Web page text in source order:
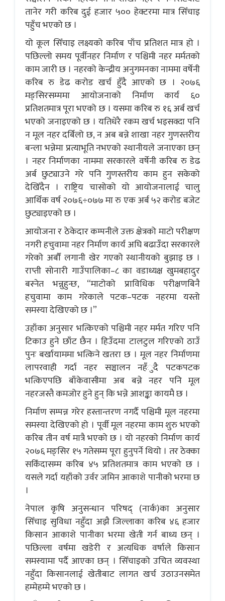
तानेर गरी करिब दुई हजार ५०० हेक्टरमा मात्र सिँचाइ
पहुँच भएको छ ।
यो कूल सिँचाइ लक्ष्यको करिब पाँच प्रतिशत मात्र हो ।
पछिल्लो समय पूर्वीनहर निर्माण र पश्चिमी नहर मर्मतको
काम जारी छ । नहरको केन्द्रीय अनुगमनका नाममा वर्षेनी
करिब रु डेढ करोड खर्च हुँदै आएको छ । २०७६
मङ्सिरसम्ममा आयोजनाको निर्माण कार्य ६०
प्रतिशतमात्र पूरा भएको छ । यसमा करिब रु १६ अर्ब खर्च
भएको जनाइएको छ । यतिधेरै रकम खर्च भइसक्दा पनि
न मूल नहर दर्बिलो छ, न अब बन्ने शाखा नहर गुणस्तरीय
बन्ला भन्नेमा प्रत्याभूति नभएको स्थानीयले जनाएका छन्
। नहर निर्माणका नाममा सरकारले वर्षेनी करिब रु डेढ
अर्ब छुट्याउने गरे पनि गुणस्तरीय काम हुन सकेको
देखिँदैन । राष्ट्रिय चासोको यो आयोजनालाई चालु
आर्थिक वर्ष २०७६÷०७७ मा रु एक अर्ब ५२ करोड बजेट
छुट्याइएको छ ।
आयोजना र ठेकेदार कम्पनीले उक्त क्षेत्रको माटो परीक्षण
नगरी हचुवामा नहर निर्माण कार्य अघि बढाउँदा सरकारले
गरेको अर्बौं लगानी खेर गएको स्थानीयको बुझाइ छ ।
राप्ती सोनारी गाउँपालिका–८ का वडाध्यक्ष खुमबहादुर
बस्नेत भन्नुहुन्छ, “माटोको प्राविधिक परीक्षणबिनै
हचुवामा काम गरेकाले पटक–पटक नहरमा यस्तो
समस्या देखिएको छ ।”
उहाँका अनुसार भत्किएको पश्चिमी नहर मर्मत गरिए पनि
टिकाउ हुने छाँट छैन । हिउँदमा टालटुल गरिएको ठाउँ
पुनः बर्खायाममा भत्किने खतरा छ । मूल नहर निर्माणमा
लापरवाही गर्दा नहर सञ्चालन नहँुदै पटकपटक
भत्किएपछि बाँकेवासीमा अब बन्ने नहर पनि मूल
नहरजस्तै कमजोर हुने हुन् कि भन्ने आशङ्का कायमै छ ।
निर्माण सम्पन्न गरेर हस्तान्तरण नगर्दै पश्चिमी मूल नहरमा
समस्या देखिएको हो । पूर्वी मूल नहरमा काम शुरु भएको
करिब तीन वर्ष मात्रै भएको छ । यो नहरको निर्माण कार्य
२०७६ मङ्सिर १५ गतेसम्म पूरा हुनुपर्ने थियो । तर ठेक्का
सकिँदासम्म करिब ४५ प्रतिशतमात्र काम भएको छ ।
यसले गर्दा यहाँको उर्वर जमिन आकाशे पानीको भरमा छ
।
नेपाल कृषि अनुसन्धान परिषद् (नार्क)का अनुसार
सिँचाइ सुविधा नहुँदा अझै जिल्लाका करिब ४६ हजार
किसान आकाशे पानीका भरमा खेती गर्न बाध्य छन् ।
पछिल्ला वर्षमा खडेरी र अत्यधिक वर्षाले किसान
समस्यामा पर्दै आएका छन् । सिँचाइको उचित व्यवस्था
नहुँदा किसानलाई खेतीबाट लागत खर्च उठाउनसमेत
हम्मेहम्मे भएको छ ।